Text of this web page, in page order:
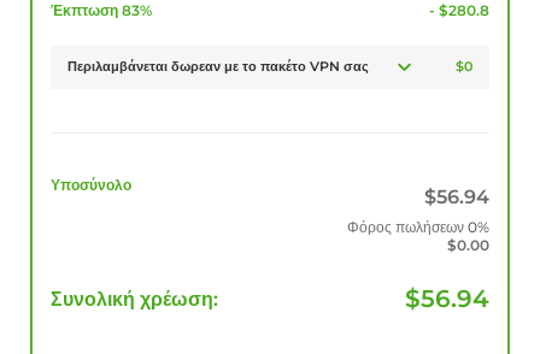
Έκπτωση 83% - $280.8
Περιλαμβάνεται δωρεαν με το πακέτο VPN σας $0
Υποσύνολο
$56.94
Φόρος πωλήσεων 0%
$0.00
Συνολική χρέωση: $56.94